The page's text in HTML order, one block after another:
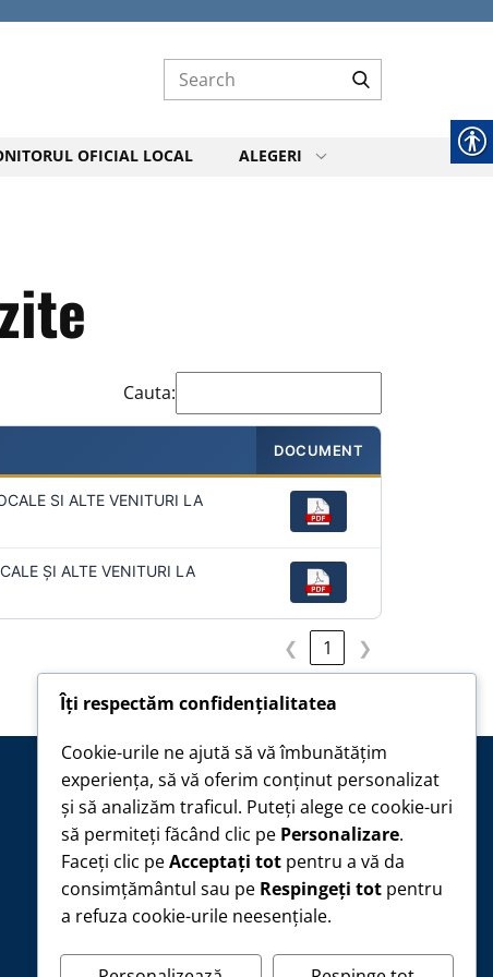
OFICIAL LOCAL ALEGERI
Cauta:
DOCUMENT
SI ALTE VENITURI LA
ȘI ALTE VENITURI LA
❮ 1 ❯
INFORMAȚII PUBLICE
Legea 544/2001
Declarații de avere
Anunțuri Legea 17/2014
Hotărâri de consiliu
Îți respectăm confidențialitatea
Cookie-urile ne ajută să vă îmbunătățim
experiența, să vă oferim conținut personalizat
și să analizăm traficul. Puteți alege ce cookie-uri
să permiteți făcând clic pe Personalizare.
Faceți clic peAcceptați totpentru a vă da
consimțământul sau pe Respingeți totpentru
a refuza cookie-urile neesențiale.